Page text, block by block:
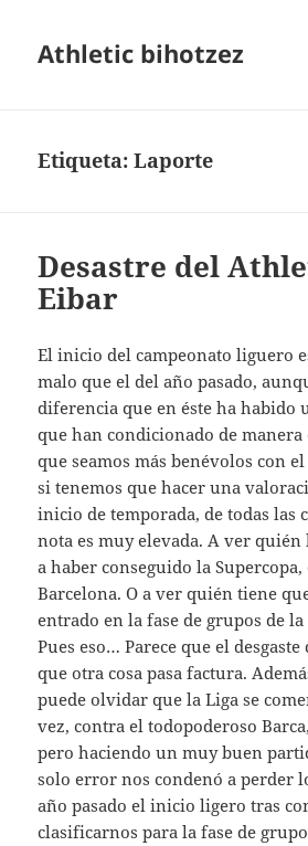
Athletic bihotzez
Etiqueta:Laporte
Desastre del
Eibar
El inicio del campeonato liguero
malo que el del año pasado,
diferencia que en éste ha habido
que han condicionado de
que seamos más benévolos con
si tenemos que hacer una
inicio de temporada, de todas las
nota es muy elevada. A ver
a haber conseguido la
Barcelona. O a ver quién tiene
entrado en la fase de grupos de la
Pues eso… Parece que el
que otra cosa pasa factura.
puede olvidar que la Liga se
vez, contra el todopoderoso
pero haciendo un muy buen
solo error nos condenó a perder
año pasado el inicio ligero tras
clasificarnos para la fase de